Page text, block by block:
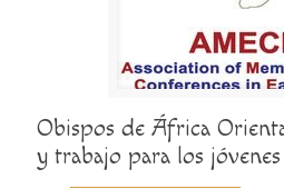
Obispos de África
y trabajo para los jóvenes